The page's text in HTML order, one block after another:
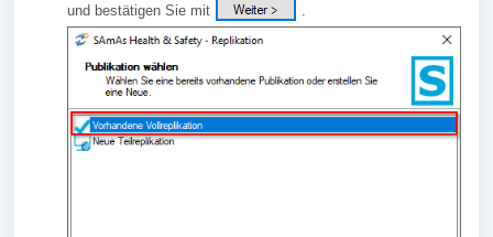
und bestätigen Sie mit